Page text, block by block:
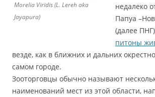
Morelia Viridis (L. Lereh aka
Jayapura)
недалеко
Папуа
(далее
питоны
везде, как в ближних и дальних
самом городе.
Зооторговцы обычно называют
наименований мест из этой области,